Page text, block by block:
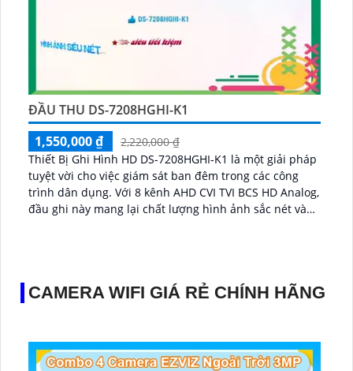
ĐẦU THU DS-7208HGHI-K1
1,550,000 ₫
2,220,000 ₫
Thiết Bị Ghi Hình HD DS-7208HGHI-K1 là một giải pháp
tuyệt vời cho việc giám sát ban đêm trong các công
trình dân dụng. Với 8 kênh AHD CVI TVI BCS HD Analog,
đầu ghi này mang lại chất lượng hình ảnh sắc nét và
CAMERA WIFI GIÁ RẺ CHÍNH HÃNG